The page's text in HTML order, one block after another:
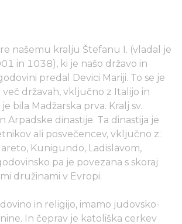
našemu kralju Štefanu I. (vladal je
in 1038), ki je našo državo in
predal Devici Mariji. To se je
državah, vključno z Italijo in
bila Madžarska prva. Kralj sv.
Arpadske dinastije. Ta dinastija je
ali posvečencev, vključno z:
Kunigundo, Ladislavom,
pa je povezana s skoraj
družinami v Evropi.
in religijo, imamo judovsko-
In čeprav je katoliška cerkev